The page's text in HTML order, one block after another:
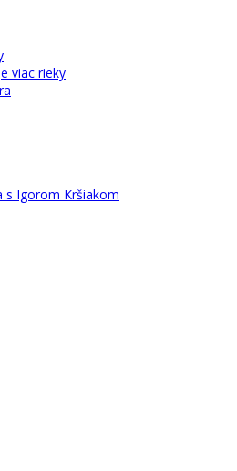
viac rieky
s Igorom Kršiakom